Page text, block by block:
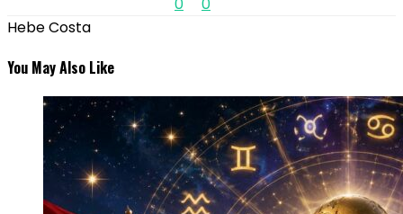
Hebe Costa
You May Also Like